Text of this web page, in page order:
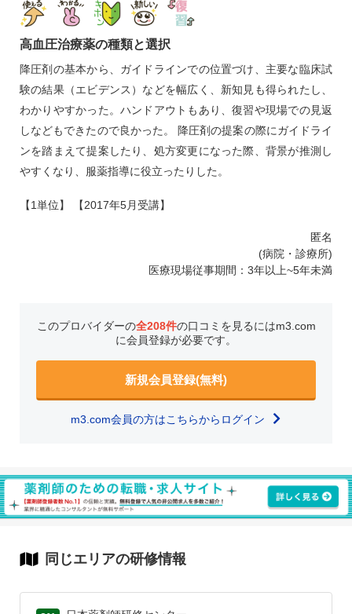
高血圧治療薬の種類と選択
降圧剤の基本から、ガイドラインでの位置づけ、主要な臨床試
験の結果（エビデンス）などを幅広く、新知見も得られたし、
わかりやすかった。ハンドアウトもあり、復習や現場での見返
しなどもできたので良かった。 降圧剤の提案の際にガイドライ
ンを踏まえて提案したり、処方変更になった際、背景が推測し
やすくなり、服薬指導に役立ったりした。
【1単位】 【2017年5月受講】
匿名
(病院・診療所)
医療現場従事期間：3年以上~5年未満
このプロバイダーの全208件の口コミを見るにはm3.com
に会員登録が必要です。
新規会員登録(無料)
m3.com会員の方はこちらからログイン
同じエリアの研修情報